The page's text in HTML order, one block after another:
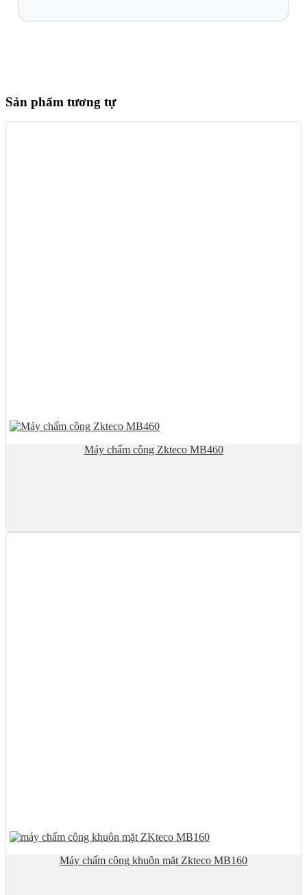
Sản phẩm tương tự
Máy chấm công Zkteco MB460
Máy chấm công khuôn mặt Zkteco MB160